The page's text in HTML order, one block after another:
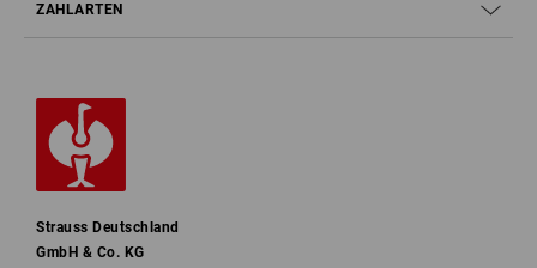
ZAHLARTEN
Strauss Deutschland
GmbH & Co. KG